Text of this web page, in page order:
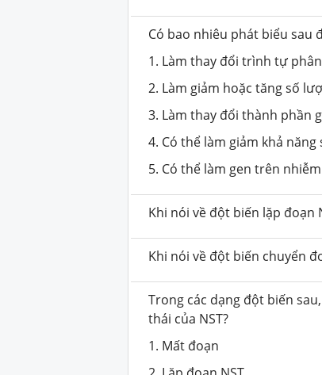
Có bao nhiêu phát biểu sau
1. Làm thay đổi trình tự
2. Làm giảm hoặc tăng số
3. Làm thay đổi thành phần
4. Có thể làm giảm khả
5. Có thể làm gen trên
Khi nói về đột biến lặp đoạn
Khi nói về đột biến chuyển
Trong các dạng đột biến
thái của NST?
1. Mất đoạn